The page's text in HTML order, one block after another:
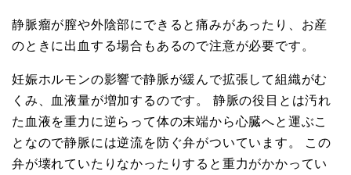
静脈瘤が膣や外陰部にできると痛みがあったり、お産
のときに出血する場合もあるので注意が必要です。
妊娠ホルモンの影響で静脈が緩んで拡張して組織がむ
くみ、血液量が増加するのです。 静脈の役目とは汚れ
た血液を重力に逆らって体の末端から心臓へと運ぶこ
となので静脈には逆流を防ぐ弁がついています。 この
弁が壊れていたりなかったりすると重力がかかってい